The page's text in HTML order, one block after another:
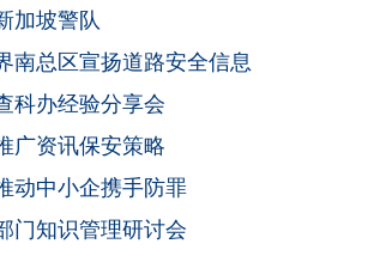
加坡警队
南总区宣扬道路安全信息
科办经验分享会
广资讯保安策略
动中小企携手防罪
门知识管理研讨会